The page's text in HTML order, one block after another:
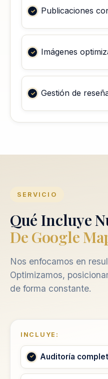
Publicaciones
Imágenes
Gestión de
SERVICIO
Qué Incluye
De Google
Nos enfocamos en
Optimizamos,
de forma constante.
INCLUYE:
Auditoría